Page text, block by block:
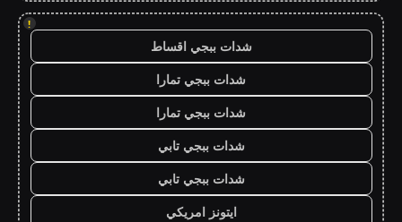
!
شدات ببجي اقساط
شدات ببجي تمارا
شدات ببجي تمارا
شدات ببجي تابي
شدات ببجي تابي
ايتونز امريكي